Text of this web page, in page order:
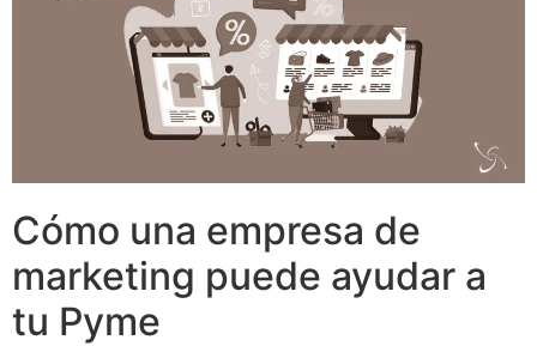
Cómo una empresa de
marketing puede ayudar a
tu Pyme